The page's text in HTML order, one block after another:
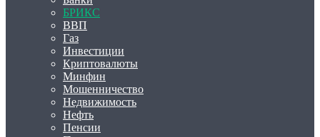
БРИКС
ВВП
Газ
Инвестиции
Криптовалюты
Минфин
Мошенничество
Недвижимость
Нефть
Пенсии